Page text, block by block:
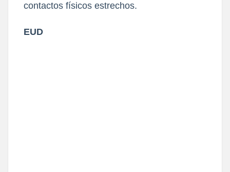
contactos físicos estrechos.
EUD